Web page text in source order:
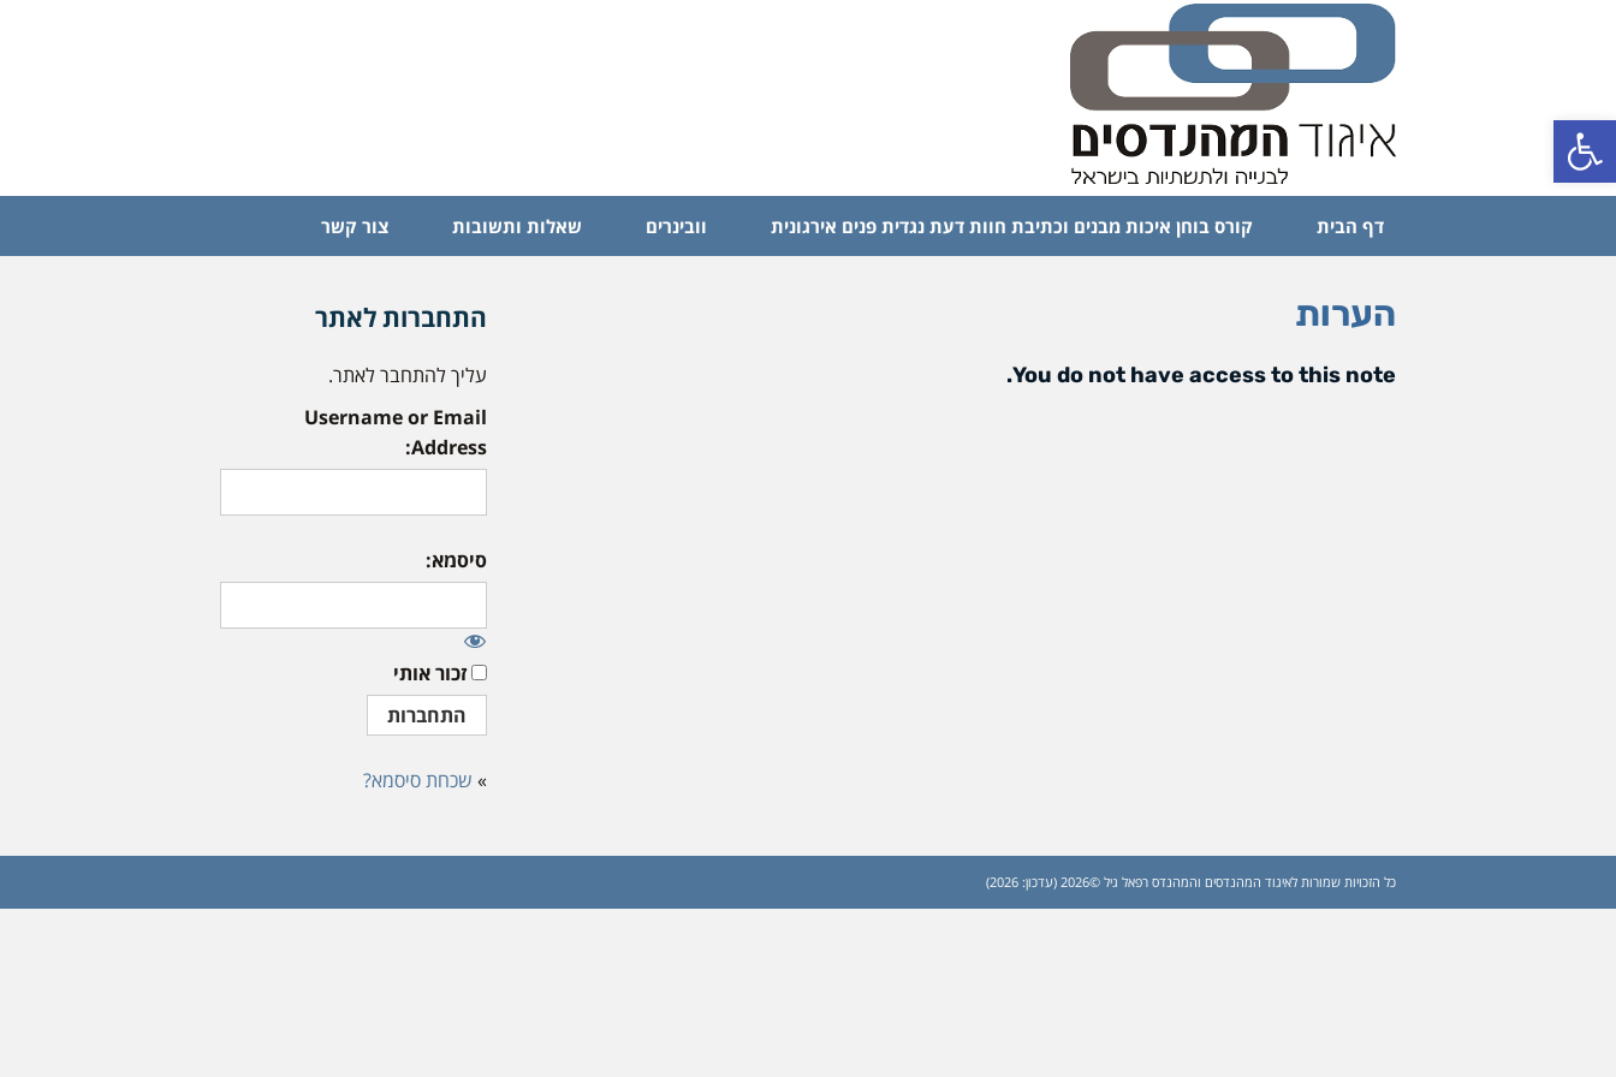
פתח סרגל נגישות
דף הבית קורס בוחן איכות מבנים וכתיבת חוות דעת נגדית פנים אירגונית וובינרים שאלות ותשובות צור קשר
הערות
You do not have access to this note.
התחברות לאתר
עליך להתחבר לאתר.
Username or Email
Address:
סיסמא:
זכור אותי
» שכחת סיסמא?
כל הזכויות שמורות לאיגוד המהנדסים והמהנדס רפאל גיל ©2026 (עדכון: 2026)